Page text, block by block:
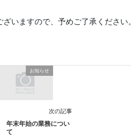
いますので、予めご了承ください。
お知らせ
次の記事
年末年始の業務につい
て